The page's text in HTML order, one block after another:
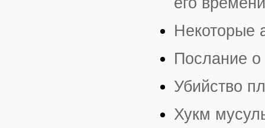
Некоторые
Послание о
Убийство
Хукм